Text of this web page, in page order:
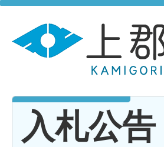
入札公告